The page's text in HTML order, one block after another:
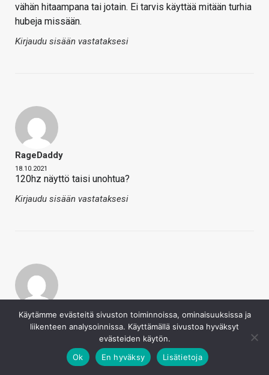
vähän hitaampana tai jotain. Ei tarvis käyttää mitään turhia
hubeja missään.
Kirjaudu sisään vastataksesi
RageDaddy
18.10.2021
120hz näyttö taisi unohtua?
Kirjaudu sisään vastataksesi
MrMoon
18.10.2021
minnis sanoi
Tuollainen irrationaalinen tuotemerkkiin kohdistuva
Käytämme evästeitä sivuston toiminnoissa, ominaisuuksissa ja
liikenteen analysoinnissa. Käyttämällä sivustoa hyväksyt
evästeiden käytön.
Ok
En hyväksy Lisätietoja